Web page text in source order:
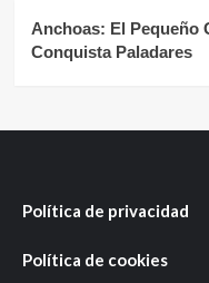
Anchoas: El Pequeño
Conquista Paladares
Política de privacidad
Política de cookies